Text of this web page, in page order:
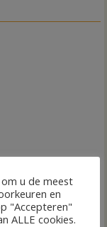
u de meest
en
"Accepteren"
ALLE cookies.